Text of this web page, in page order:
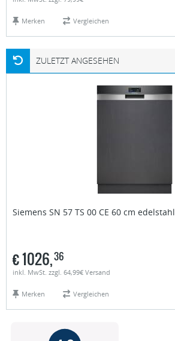
Merken Vergleichen
ZULETZT ANGESEHEN
Siemens SN 57 TS 00 CE 60 cm edelstahl
€1026,36
inkl. MwSt. zzgl. 64,99€ Versand
Merken Vergleichen